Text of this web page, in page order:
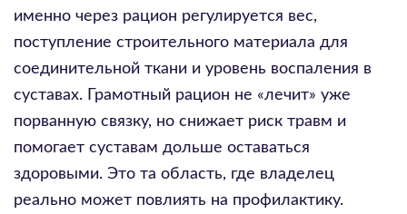
именно через рацион регулируется вес,
поступление строительного материала для
соединительной ткани и уровень воспаления в
суставах. Грамотный рацион не «лечит» уже
порванную связку, но снижает риск травм и
помогает суставам дольше оставаться
здоровыми. Это та область, где владелец
реально может повлиять на профилактику.